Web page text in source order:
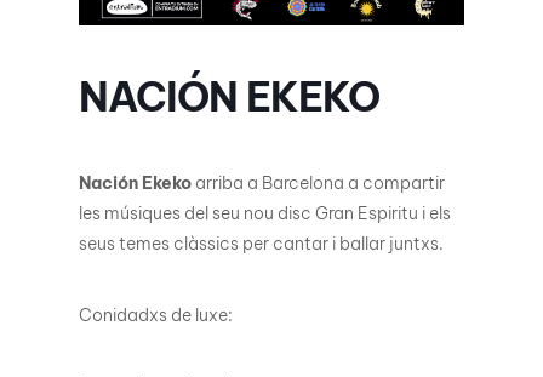
NACIÓN EKEKO
Nación Ekekoarriba a Barcelona a compartir
les músiques del seu nou disc Gran Espiritu i els
seus temes clàssics per cantar i ballar juntxs.
Conidadxs de luxe: